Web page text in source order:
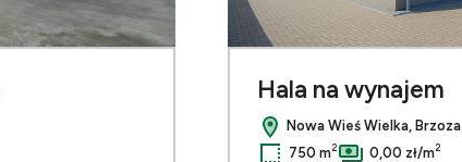
Hala na wynajem
Nowa Wieś Wielka, Brzoza
750 m2 0,00 zł/m2